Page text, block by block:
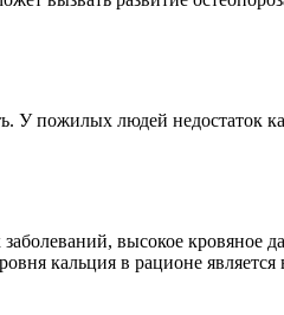
У пожилых людей недостаток
высокое кровяное
кальция в рационе